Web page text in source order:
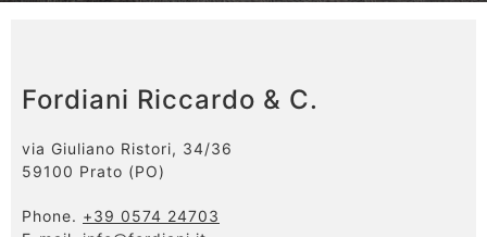
Fordiani Riccardo & C.
via Giuliano Ristori, 34/36
59100 Prato (PO)
Phone. +39 0574 24703